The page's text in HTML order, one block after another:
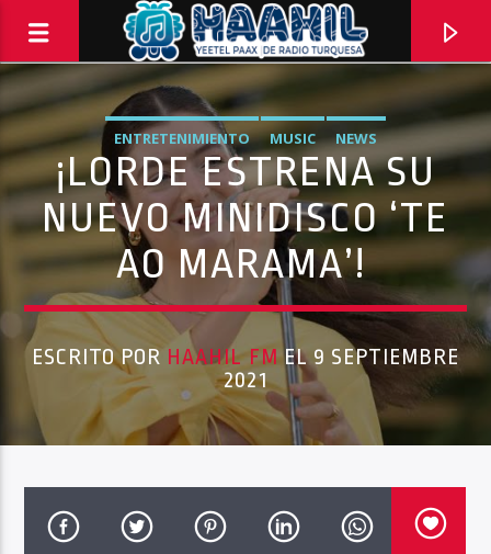
Haahil FM
ENTRETENIMIENTO MUSIC NEWS
¡LORDE ESTRENA SU
NUEVO MINIDISCO ‘TE
AO MARAMA’!
ESCRITO POR HAAHIL FMEL 9 SEPTIEMBRE
2021